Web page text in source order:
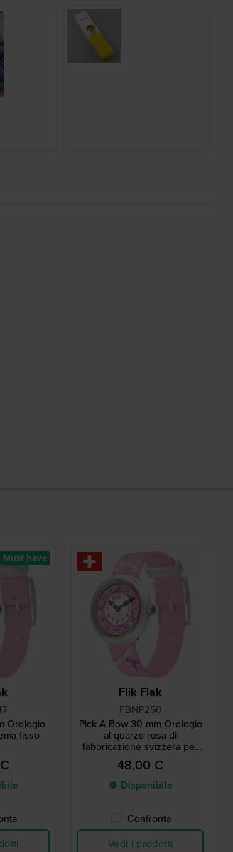
Orologio
fisso
Must have
Flik Flak
FBNP250
Pick A Bow 30 mm Orologio
al quarzo rosa di
fabbricazione svizzera per
bambini
48,00 €
● Disponibile
Confronta
Vedi i prodotti